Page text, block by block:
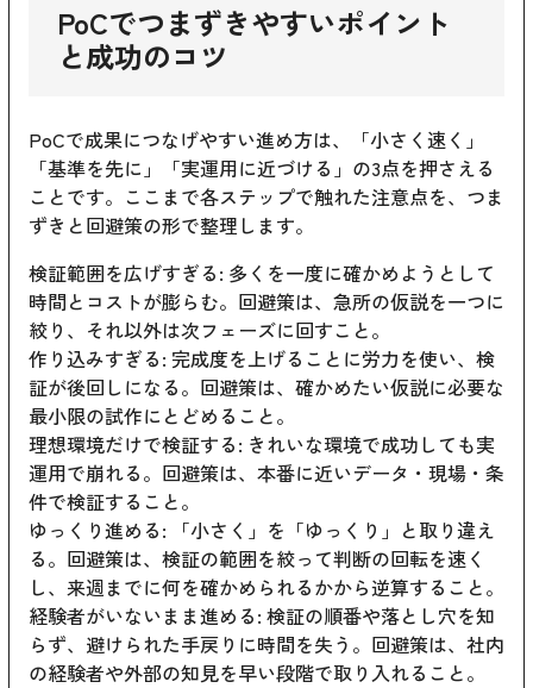
PoCでつまずきやすいポイント
と成功のコツ
PoCで成果につなげやすい進め方は、「小さく速く」
「基準を先に」「実運用に近づける」の3点を押さえる
ことです。ここまで各ステップで触れた注意点を、つま
ずきと回避策の形で整理します。
検証範囲を広げすぎる: 多くを一度に確かめようとして
時間とコストが膨らむ。回避策は、急所の仮説を一つに
絞り、それ以外は次フェーズに回すこと。
作り込みすぎる: 完成度を上げることに労力を使い、検
証が後回しになる。回避策は、確かめたい仮説に必要な
最小限の試作にとどめること。
理想環境だけで検証する: きれいな環境で成功しても実
運用で崩れる。回避策は、本番に近いデータ・現場・条
件で検証すること。
ゆっくり進める: 「小さく」を「ゆっくり」と取り違え
る。回避策は、検証の範囲を絞って判断の回転を速く
し、来週までに何を確かめられるかから逆算すること。
経験者がいないまま進める: 検証の順番や落とし穴を知
らず、避けられた手戻りに時間を失う。回避策は、社内
の経験者や外部の知見を早い段階で取り入れること。